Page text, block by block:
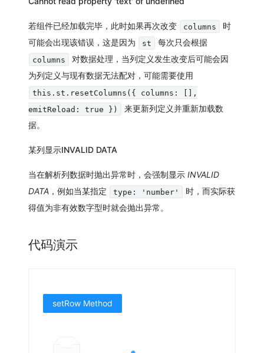
若组件已经加载完毕，此时如果再次改变 columns
时
可能会出现该错误，这是因为
st 每次只会根据
columns
对数据处理，当列定义发生改变后可能会因
为列定义与现有数据无法配对，可能需要使用
this.st.resetColumns({ columns: [],
emitReload: true })
来更新列定义并重新加载数
据。
某列显示INVALID DATA
当在解析列数据时抛出异常时，会强制显示 INVALID
DATA ，例如当某指定 type: 'number'
时，而实际获
得值为非有效数字型时就会抛出异常。
代码演示
setRow Method